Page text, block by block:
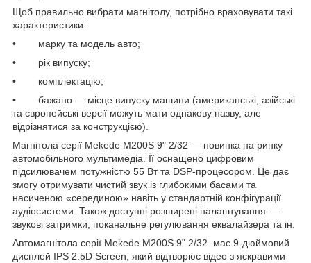
Щоб правильно вибрати магнітолу, потрібно враховувати такі
характеристики:
• марку та модель авто;
• рік випуску;
• комплектацію;
• бажано — місце випуску машини (американські, азійські
та європейські версії можуть мати однакову назву, але
відрізнятися за конструкцією).
Магнітола серії Mekede M200S 9" 2/32 — новинка на ринку
автомобільного мультимедіа. Її оснащено цифровим
підсилювачем потужністю 55 Вт та DSP-процесором. Це дає
змогу отримувати чистий звук із глибокими басами та
насиченою «серединою» навіть у стандартній конфігурації
аудіосистеми. Також доступні розширені налаштування —
звукові затримки, поканальне регулювання еквалайзера та ін.
Автомагнітола серії Mekede M200S 9" 2/32 має 9-дюймовий
дисплей IPS 2.5D Screen, який відтворює відео з яскравими